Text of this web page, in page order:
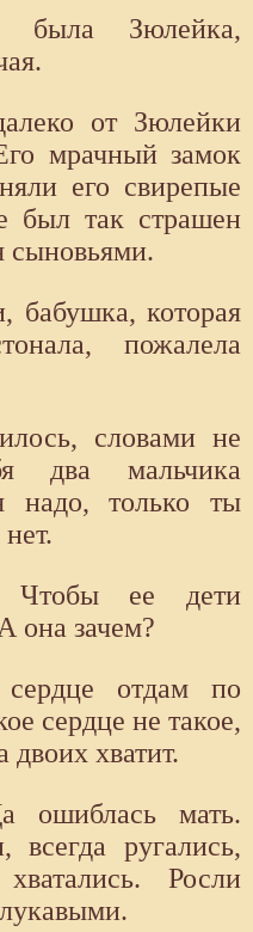
была Зюлейка,
от Зюлейки
мрачный замок
его свирепые
был так страшен
сыновьями.
бабушка, которая
пожалела
словами не
два мальчика
надо, только ты
Чтобы ее дети
она зачем?
отдам по
сердце не такое,
двоих хватит.
ошиблась мать.
ругались,
Росли